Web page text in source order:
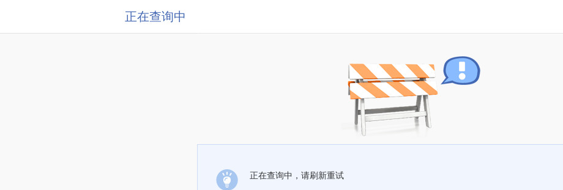
正在查询中
正在查询中，请刷新重试